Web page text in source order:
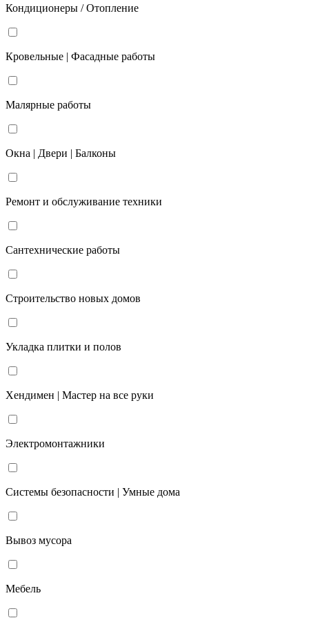
Кондиционеры / Отопление
Кровельные | Фасадные работы
Малярные работы
Окна | Двери | Балконы
Ремонт и обслуживание техники
Сантехнические работы
Строительство новых домов
Укладка плитки и полов
Хендимен | Мастер на все руки
Электромонтажники
Системы безопасности | Умные дома
Вывоз мусора
Мебель